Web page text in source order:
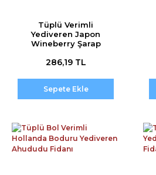
Tüplü Verimli
Yediveren Japon
Wineberry Şarap
286,19 TL
Sepete Ekle